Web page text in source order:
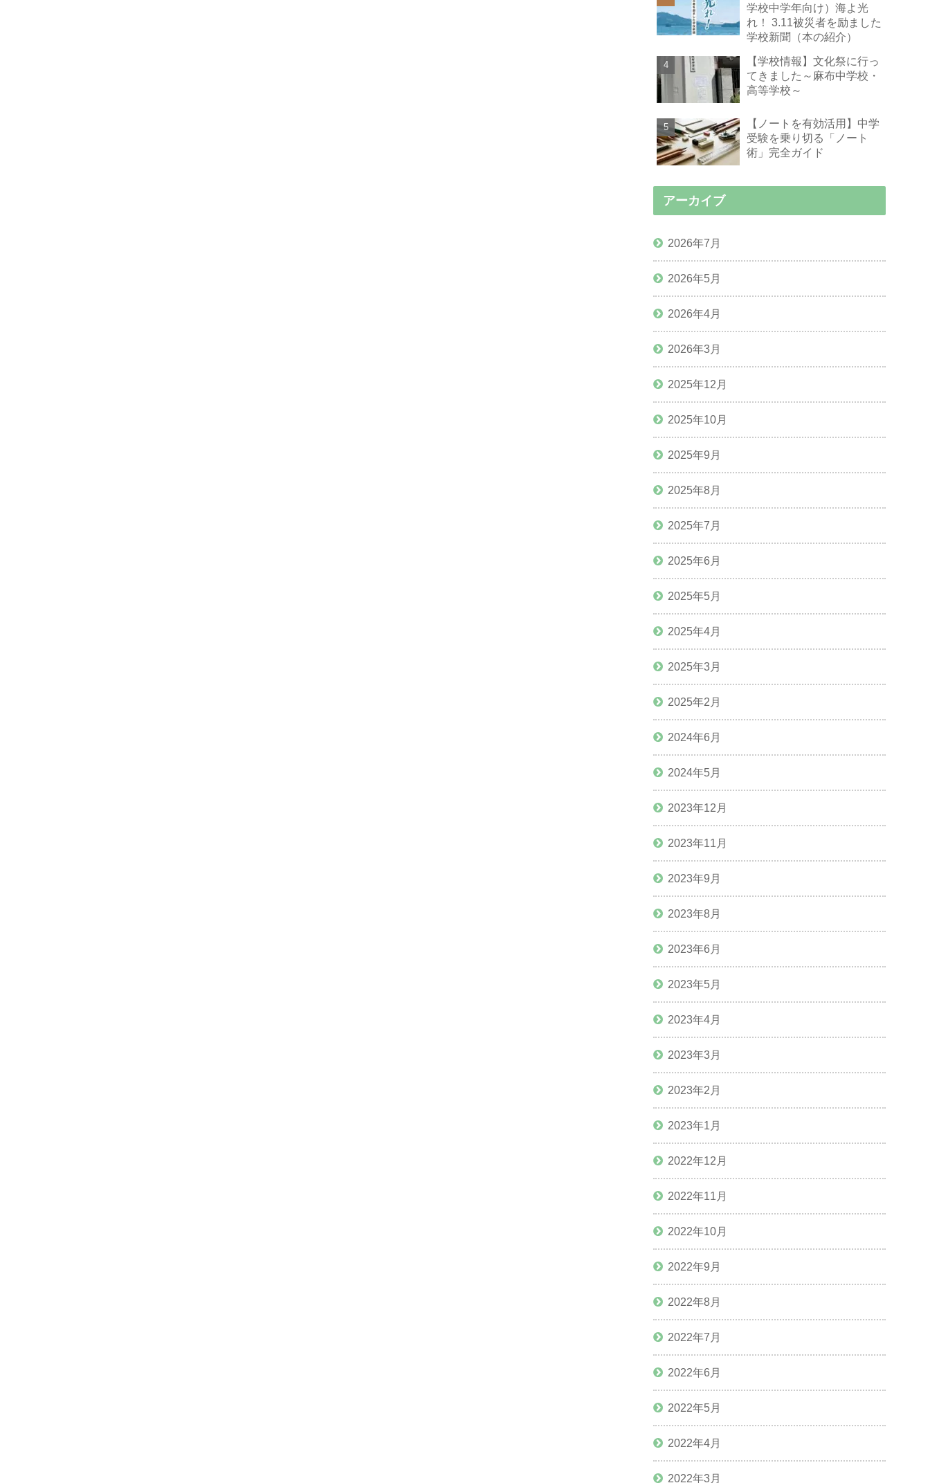
学校中学年向け）海よ光
れ！ 3.11被災者を励ました
学校新聞（本の紹介）
【学校情報】文化祭に行っ
てきました～麻布中学校・
高等学校～
【ノートを有効活用】中学
受験を乗り切る「ノート
術」完全ガイド
アーカイブ
2026年7月
2026年5月
2026年4月
2026年3月
2025年12月
2025年10月
2025年9月
2025年8月
2025年7月
2025年6月
2025年5月
2025年4月
2025年3月
2025年2月
2024年6月
2024年5月
2023年12月
2023年11月
2023年9月
2023年8月
2023年6月
2023年5月
2023年4月
2023年3月
2023年2月
2023年1月
2022年12月
2022年11月
2022年10月
2022年9月
2022年8月
2022年7月
2022年6月
2022年5月
2022年4月
2022年3月